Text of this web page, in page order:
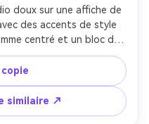
doux sur une affiche de
des accents de style
centré et un bloc de
tapis blanc et bordure
objectif 85 mm
naturelles, papier
papier- -ar 4:5
similaire ↗